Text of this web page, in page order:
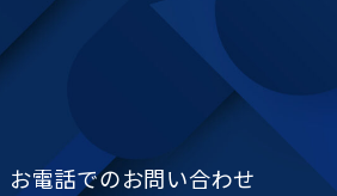
お電話でのお問い合わせ